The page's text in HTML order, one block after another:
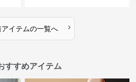
アイテムの一覧へ ›
すすめアイテム